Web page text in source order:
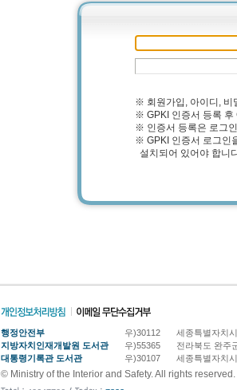
※ 회원가입, 아이디, 비
※ GPKI 인증서 등록 후
※ 인증서 등록은 로그
※ GPKI 인증서 로그인
설치되어 있어야 합니
행정안전부 우)30112
세종특별자치
지방자치인재개발원 도서관
우)55365
전라북도 완주
대통령기록관 도서관
우)30107 세종특별자치
© Ministry of the Interior and Safety. All rights reserved.